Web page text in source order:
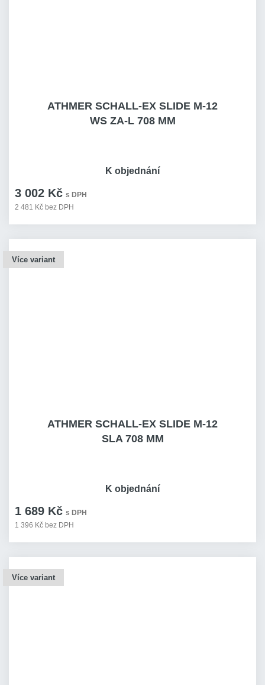
ATHMER SCHALL-EX SLIDE M-12
WS ZA-L 708 MM
3 002 Kč s DPH
2 481 Kč bez DPH
K objednání
Více variant
ATHMER SCHALL-EX SLIDE M-12
SLA 708 MM
1 689 Kč s DPH
1 396 Kč bez DPH
K objednání
Více variant